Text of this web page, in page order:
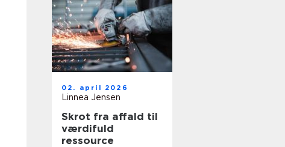
02. april 2026
Linnea Jensen
Skrot fra affald til
værdifuld
ressource